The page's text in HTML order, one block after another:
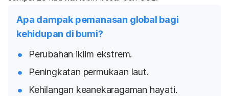
Apa dampak pemanasan global bagi
kehidupan di bumi?
Perubahan iklim ekstrem.
Peningkatan permukaan laut.
Kehilangan keanekaragaman hayati.